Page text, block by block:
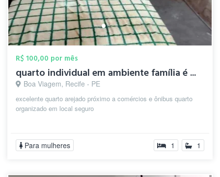
R$ 100,00 por mês
quarto individual em ambiente família é ...
Boa Viagem, Recife - PE
excelente quarto arejado próximo a comércios e ônibus quarto
organizado em local seguro
Para mulheres 1 1